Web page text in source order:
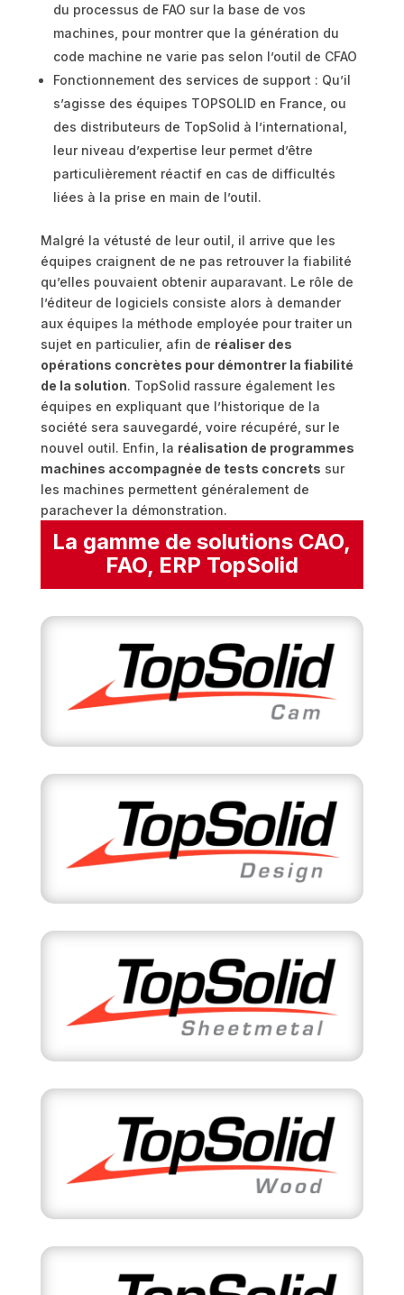
du processus de FAO sur la base de vos
machines, pour montrer que la génération du
code machine ne varie pas selon l’outil de CFAO
Fonctionnement des services de support : Qu’il
s’agisse des équipes TOPSOLID en France, ou
des distributeurs de TopSolid à l’international,
leur niveau d’expertise leur permet d’être
particulièrement réactif en cas de difficultés
liées à la prise en main de l’outil.
Malgré la vétusté de leur outil, il arrive que les
équipes craignent de ne pas retrouver la fiabilité
qu’elles pouvaient obtenir auparavant. Le rôle de
l’éditeur de logiciels consiste alors à demander
aux équipes la méthode employée pour traiter un
sujet en particulier, afin de réaliser des
opérations concrètes pour démontrer la fiabilité
de la solution. TopSolid rassure également les
équipes en expliquant que l’historique de la
société sera sauvegardé, voire récupéré, sur le
nouvel outil. Enfin, la réalisation de programmes
machines accompagnée de tests concrets sur
les machines permettent généralement de
parachever la démonstration.
La gamme de solutions CAO,
FAO, ERP TopSolid